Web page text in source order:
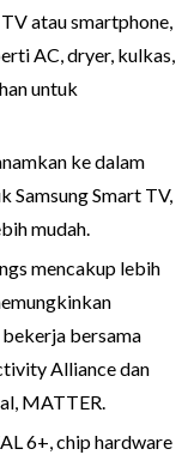
atau smartphone,
AC, dryer, kulkas,
untuk
ke dalam
Samsung Smart TV,
mudah.
mencakup lebih
bersama
Alliance dan
MATTER.
6+, chip hardware